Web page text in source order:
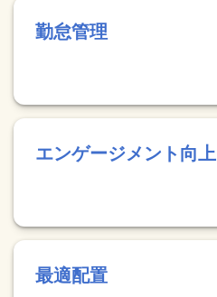
勤怠管理
エンゲージメント向上
最適配置